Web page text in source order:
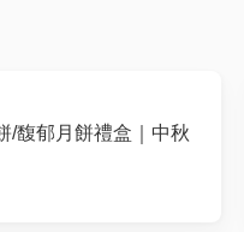
書展門票人士，可憑完整
/馥郁月餅禮盒｜中秋